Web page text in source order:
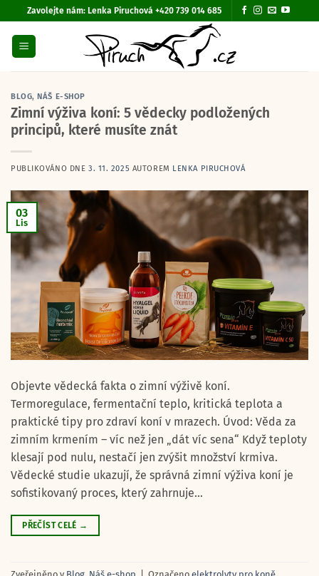
Přeskočit
na
obsah
Zavolejte nám: Lenka Piruchová +420 739 014 685
BLOG,NÁŠ E-SHOP
Zimní výživa koní: 5 vědecky podložených
principů, které musíte znát
PUBLIKOVÁNO DNE 3. 11. 2025 AUTOREM LENKA PIRUCHOVÁ
03
Lis
Objevte vědecká fakta o zimní výživě koní.
Termoregulace, fermentační teplo, kritická teplota a
praktické tipy pro zdraví koní v mrazech. Úvod: Věda za
zimním krmením – víc než jen „dát víc sena“ Když teploty
klesají pod nulu, nestačí jen zvýšit množství krmiva.
Vědecké studie ukazují, že správná zimní výživa koní je
sofistikovaný proces, který zahrnuje…
PŘEČÍST CELÉ →